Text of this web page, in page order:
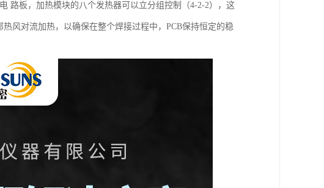
路板，加热模块的八个发热器可以立分组控制（4-2-2），这
风对流加热，以确保在整个焊接过程中，PCB保持恒定的稳